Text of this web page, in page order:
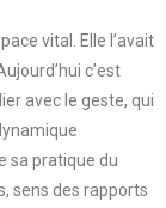
vital. Elle l’avait
c’est
avec le geste, qui
sa pratique du
sens des rapports